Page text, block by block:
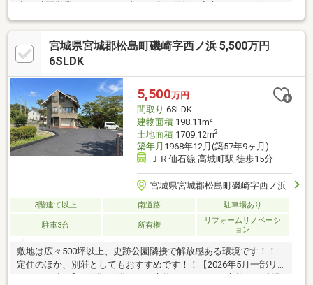
お問い合わせください♪～周辺環境～□杉の入小学校 徒歩約17分
(約1350ｍ)□第二中学校 徒歩約15分(約1170ｍ)□ファミリーマー
ト 塩釜松陽台店 徒歩約10分(約730ｍ)□カワチ薬品 塩釜店 徒歩
約20分(約1590ｍ)□ヨークベニマル塩釜北浜店 徒歩約26分(約
宮城県宮城郡松島町磯崎字西ノ浜 5,500万円
6SLDK
5,500万円
間取り 6SLDK
建物面積198.11m2
土地面積1709.12m2
築年月 1968年12月(築57年9ヶ月)
ＪＲ仙石線 高城町駅 徒歩15分
宮城県宮城郡松島町磯崎字西ノ浜
3階建て以上 南道路 駐車場あり
駐車3台 所有権
リフォームリノベーシ
ョン
敷地は広々500坪以上、史跡公園隣接で解放感ある環境です！！
定住のほか、別荘としてもおすすめです！！【2026年5月一部リ